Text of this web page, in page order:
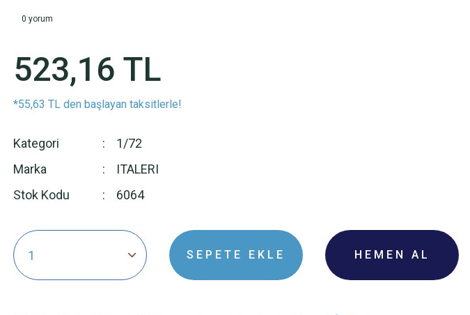
0 yorum
523,16 TL
*55,63 TL den başlayan taksitlerle!
Kategori
1/72
Marka
ITALERI
Stok Kodu
6064
SEPETE EKLE HEMEN AL